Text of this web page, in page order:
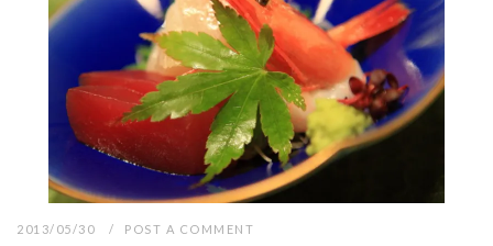
2013/05/30 POST A COMMENT